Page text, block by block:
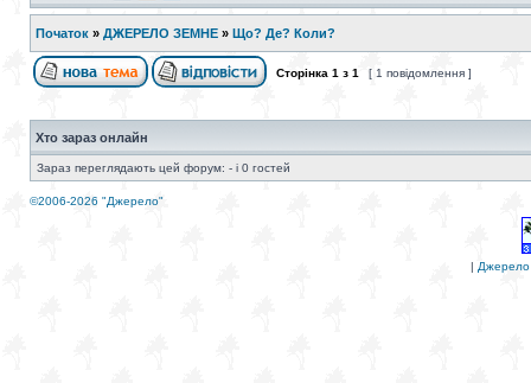
Початок » ДЖЕРЕЛО ЗЕМНЕ » Що? Де? Коли?
Сторінка 1 з 1 [ 1 повідомлення ]
Хто зараз онлайн
Зараз переглядають цей форум: - і 0 гостей
©2006-2026 "Джерело"
| Джерело